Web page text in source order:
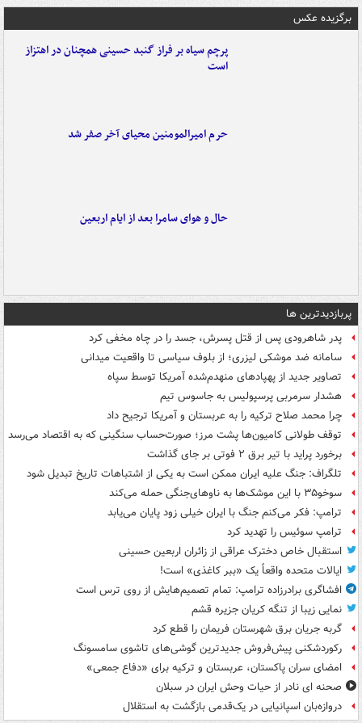
برگزیده عکس
پرچم سیاه بر فراز گنبد حسینی همچنان در اهتزاز
است
حرم امیرالمومنین محیای آخر صفر شد
حال و هوای سامرا بعد از ایام اربعین
پربازدیدترین ها
پدر شاهرودی پس از قتل پسرش، جسد را در چاه مخفی کرد
سامانه ضد موشکی لیزری؛ از بلوف سیاسی تا واقعیت میدانی
تصاویر جدید از پهپادهای منهدم‌شده آمریکا توسط سپاه
هشدار سرمربی پرسپولیس به جاسوس تیم
چرا محمد صلاح ترکیه را به عربستان و آمریکا ترجیح داد
توقف طولانی کامیون‌ها پشت مرز؛ صورت‌حساب سنگینی که به اقتصاد می‌رسد
برخورد پراید با تیر برق ۲ فوتی بر جای گذاشت
تلگراف: جنگ علیه ایران ممکن است به یکی از اشتباهات تاریخ تبدیل شود
سوخو۳۵ با این موشک‌ها به ناوهای‌جنگی حمله می‌کند
ترامپ: فکر می‌کنم جنگ با ایران خیلی زود پایان می‌یابد
ترامپ سوئیس را تهدید کرد
استقبال خاص دخترک عراقی از زائران اربعین حسینی
ایالات متحده واقعاً یک «ببر کاغذی» است!
افشاگری برادرزاده ترامپ: تمام تصمیم‌هایش از روی ترس است
نمایی زیبا از تنگه کریان جزیره قشم
گربه جریان برق شهرستان فریمان را قطع کرد
رکوردشکنی پیش‌فروش جدیدترین گوشی‌های تاشوی سامسونگ
امضای سران پاکستان، عربستان و ترکیه برای «دفاع جمعی»
صحنه ای نادر از حیات وحش ایران در سبلان
دروازه‌بان اسپانیایی در یک‌قدمی بازگشت به استقلال